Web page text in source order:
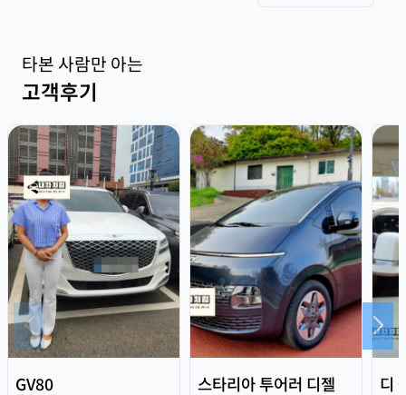
타본 사람만 아는
고객후기
GV80
스타리아 투어러 디젤
디